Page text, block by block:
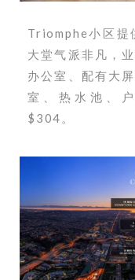
Triomphe小区提
大堂气派非凡，
办公室、配有大
室、热水池、
$304。